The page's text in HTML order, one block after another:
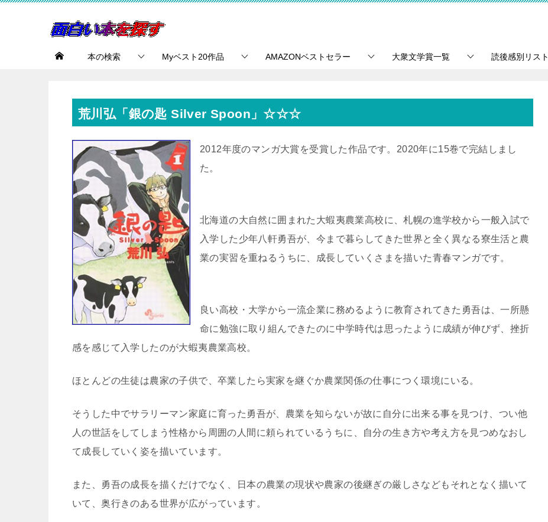
本の検索 Myベスト20作品 AMAZONベストセラー 大衆文学賞一覧 読後感別リスト
荒川弘「銀の匙 Silver Spoon」☆☆☆
2012年度のマンガ大賞を受賞した作品です。2020年に15巻で完結しまし
た。
北海道の大自然に囲まれた大蝦夷農業高校に、札幌の進学校から一般入試で
入学した少年八軒勇吾が、今まで暮らしてきた世界と全く異なる寮生活と農
業の実習を重ねるうちに、成長していくさまを描いた青春マンガです。
良い高校・大学から一流企業に務めるように教育されてきた勇吾は、一所懸
命に勉強に取り組んできたのに中学時代は思ったように成績が伸びず、挫折
感を感じて入学したのが大蝦夷農業高校。
ほとんどの生徒は農家の子供で、卒業したら実家を継ぐか農業関係の仕事につく環境にいる。
そうした中でサラリーマン家庭に育った勇吾が、農業を知らないが故に自分に出来る事を見つけ、つい他
人の世話をしてしまう性格から周囲の人間に頼られているうちに、自分の生き方や考え方を見つめなおし
て成長していく姿を描いています。
また、勇吾の成長を描くだけでなく、日本の農業の現状や農家の後継ぎの厳しさなどもそれとなく描いて
いて、奥行きのある世界が広がっています。